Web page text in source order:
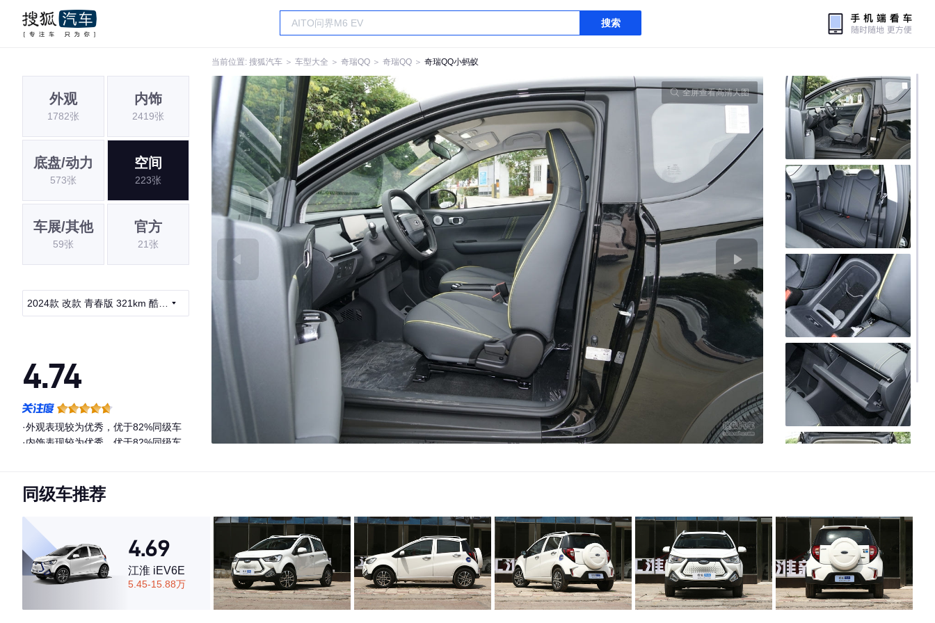
搜索
当前位置: 搜狐汽车 ＞ 车型大全 ＞ 奇瑞QQ ＞ 奇瑞QQ ＞ 奇瑞QQ小蚂蚁
外观
1782张
内饰
2419张
底盘/动力
573张
空间
223张
车展/其他
59张
官方
21张
2024款 改款 青春版 321km 酷爱
4.74
·外观表现较为优秀，优于82%同级车
·内饰表现较为优秀，优于82%同级车
全屏查看高清大图
同级车推荐
4.69
江淮 iEV6E
5.45-15.88万